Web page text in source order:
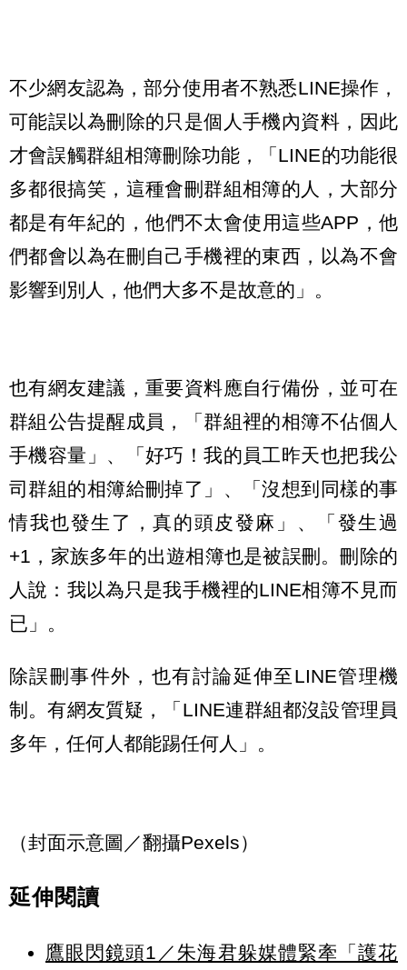
不少網友認為，部分使用者不熟悉LINE操作，
可能誤以為刪除的只是個人手機內資料，因此
才會誤觸群組相簿刪除功能，「LINE的功能很
多都很搞笑，這種會刪群組相簿的人，大部分
都是有年紀的，他們不太會使用這些APP，他
們都會以為在刪自己手機裡的東西，以為不會
影響到別人，他們大多不是故意的」。
也有網友建議，重要資料應自行備份，並可在
群組公告提醒成員，「群組裡的相簿不佔個人
手機容量」、「好巧！我的員工昨天也把我公
司群組的相簿給刪掉了」、「沒想到同樣的事
情我也發生了，真的頭皮發麻」、「發生過
+1，家族多年的出遊相簿也是被誤刪。刪除的
人說：我以為只是我手機裡的LINE相簿不見而
已」。
除誤刪事件外，也有討論延伸至LINE管理機
制。有網友質疑，「LINE連群組都沒設管理員
多年，任何人都能踢任何人」。
（封面示意圖／翻攝Pexels）
延伸閱讀
鷹眼閃鏡頭1／朱海君躲媒體緊牽「護花